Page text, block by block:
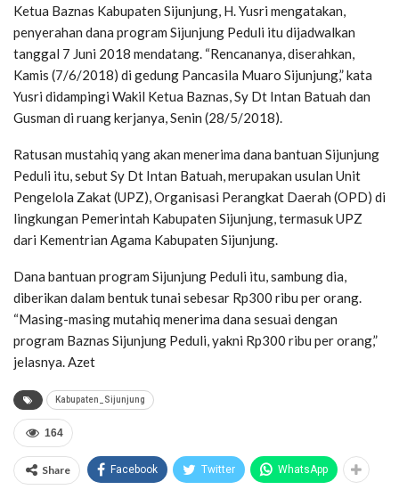
Ketua Baznas Kabupaten Sijunjung, H. Yusri mengatakan,
penyerahan dana program Sijunjung Peduli itu dijadwalkan
tanggal 7 Juni 2018 mendatang. “Rencananya, diserahkan,
Kamis (7/6/2018) di gedung Pancasila Muaro Sijunjung,” kata
Yusri didampingi Wakil Ketua Baznas, Sy Dt Intan Batuah dan
Gusman di ruang kerjanya, Senin (28/5/2018).
Ratusan mustahiq yang akan menerima dana bantuan Sijunjung
Peduli itu, sebut Sy Dt Intan Batuah, merupakan usulan Unit
Pengelola Zakat (UPZ), Organisasi Perangkat Daerah (OPD) di
lingkungan Pemerintah Kabupaten Sijunjung, termasuk UPZ
dari Kementrian Agama Kabupaten Sijunjung.
Dana bantuan program Sijunjung Peduli itu, sambung dia,
diberikan dalam bentuk tunai sebesar Rp300 ribu per orang.
“Masing-masing mutahiq menerima dana sesuai dengan
program Baznas Sijunjung Peduli, yakni Rp300 ribu per orang,”
jelasnya. Azet
Kabupaten_Sijunjung
164
Share Facebook Twitter WhatsApp